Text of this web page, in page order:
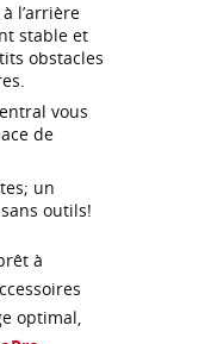
l’arrière
stable et
obstacles
vous
de
un
outils!
à
optimal,